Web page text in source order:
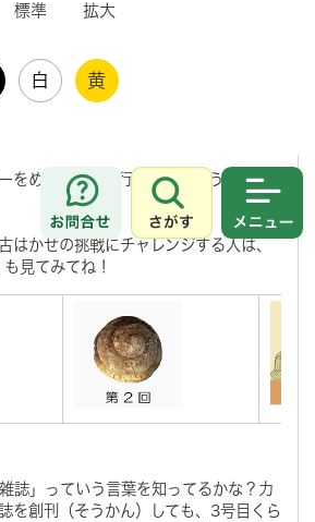
標準 拡大
白 黄
お問合せ
さがす
をめざして、修行（しゅぎょう）には
はかせの挑戦にチャレンジする人は、
見てみてね！
誌」っていう言葉を知ってるかな？力
を創刊（そうかん）しても、3号目くら